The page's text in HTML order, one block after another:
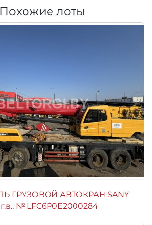
Похожие лоты
ГРУЗОВОЙ АВТОКРАН SANY
г.в., № LFC6P0E2000284